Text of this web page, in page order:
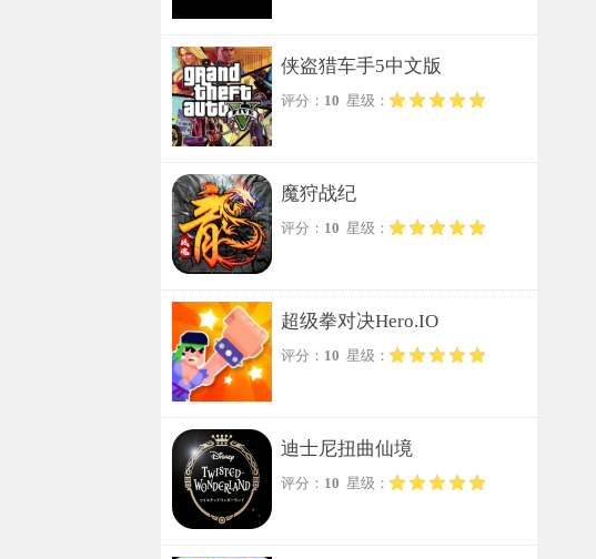
侠盗猎车手5中文版
评分： 10 星级：
魔狩战纪
评分： 10 星级：
超级拳对决Hero.IO
评分： 10 星级：
迪士尼扭曲仙境
评分： 10 星级：